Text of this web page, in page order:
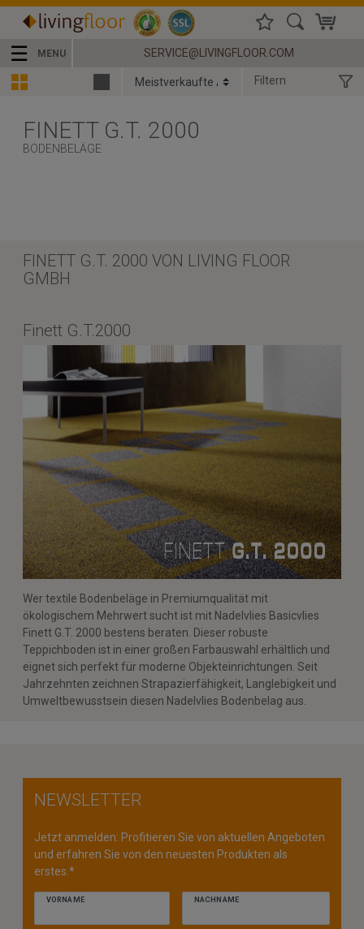
☰ MENU SERVICE@LIVINGFLOOR.COM
Filtern
FINETT G.T. 2000
BODENBELÄGE
FINETT G.T. 2000 VON LIVING FLOOR
GMBH
Finett G.T.2000
Wer textile Bodenbeläge in Premiumqualität mit
ökologischem Mehrwert sucht ist mit Nadelvlies Basicvlies
Finett G.T. 2000 bestens beraten. Dieser robuste
Teppichboden ist in einer großen Farbauswahl erhältlich und
eignet sich perfekt für moderne Objekteinrichtungen. Seit
Jahrzehnten zeichnen Strapazierfähigkeit, Langlebigkeit und
Umweltbewusstsein diesen Nadelvlies Bodenbelag aus.
NEWSLETTER
Jetzt anmelden: Profitieren Sie von aktuellen Angeboten
und erfahren Sie von den neuesten Produkten als
erstes.*
VORNAME NACHNAME